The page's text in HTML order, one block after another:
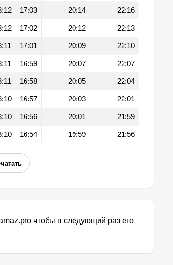
17:03 20:14 22:16
17:02 20:12 22:13
17:01 20:09 22:10
16:59 20:07 22:07
16:58 20:05 22:04
16:57 20:03 22:01
16:56 20:01 21:59
16:54 19:59 21:56
чтобы в следующий раз его